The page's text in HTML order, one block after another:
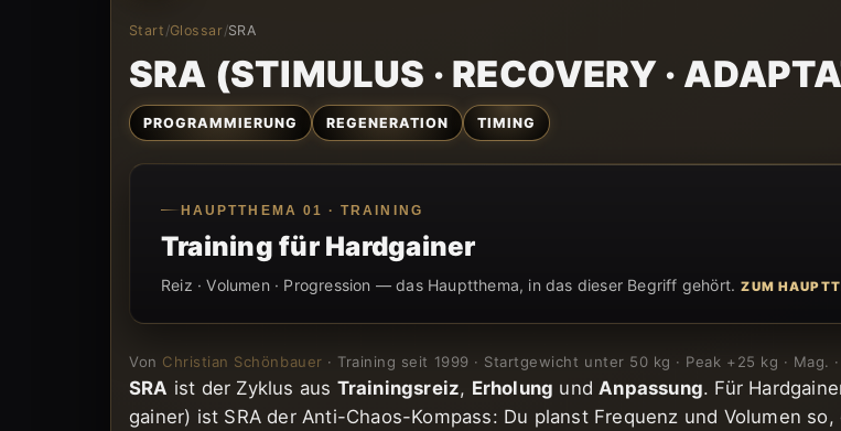
Start /Glossar/SRA
SRA (STIMULUS · RECOVERY ·
PROGRAMMIERUNG REGENERATION TIMING
HAUPTTHEMA 01 · TRAINING
Training für Hardgainer
Reiz · Volumen · Progression — das Hauptthema, in das dieser Begriff gehört. ZUM
Von Christian Schönbauer · Training seit 1999 · Startgewicht unter 50 kg · Peak +25 kg ·
SRA ist der Zyklus aus Trainingsreiz, Erholung und Anpassung. Für
gainer) ist SRA der Anti-Chaos-Kompass: Du planst Frequenz und Volumen so,